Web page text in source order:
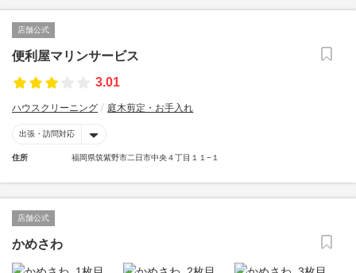
店舗公式
便利屋マリンサービス
3.01
ハウスクリーニング 庭木剪定・お手入れ
出張・訪問対応
住所 福岡県筑紫野市二日市中央４丁目１１−１
店舗公式
かめさわ